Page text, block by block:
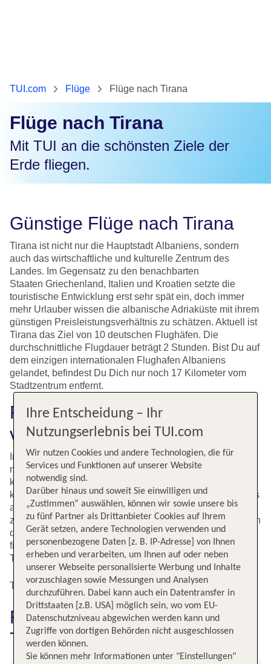
TUI.com Flüge Flüge nach Tirana
Flüge nach Tirana
Mit TUI an die schönsten Ziele der
Erde fliegen.
Günstige Flüge nach Tirana
Tirana ist nicht nur die Hauptstadt Albaniens, sondern
auch das wirtschaftliche und kulturelle Zentrum des
Landes. Im Gegensatz zu den benachbarten
Staaten Griechenland, Italien und Kroatien setzte die
touristische Entwicklung erst sehr spät ein, doch immer
mehr Urlauber wissen die albanische Adriaküste mit ihrem
günstigen Preisleistungsverhältnis zu schätzen. Aktuell ist
Tirana das Ziel von 10 deutschen Flughäfen. Die
durchschnittliche Flugdauer beträgt 2 Stunden. Bist Du auf
dem einzigen internationalen Flughafen Albaniens
gelandet, befindest Du Dich nur noch 17 Kilometer vom
Stadtzentrum entfernt.
Flüge nach Tirana mit TUI
vergleichen und buchen
In der geschichtsträchtigen Hauptstadt Albaniens, die Du
mit einer kurzen Anflugzeit erreichst, gibt es zahlreiche
kulturelle Einflüsse zu entdecken. Flüge nach Tirana
kommen am einzigen internationalen Flughafen Albaniens
an. Am Tirana International Airport Nënë Tereza starten
zahlreiche Flugverbindungen in europäische Städte und in
die Türkei. Vergleiche die verfügbaren Flugangebote und
finde zu Deinen Reisedaten den passenden Flug nach
Tirana.
Top Flugangebote nach Tirana
Flug nach Tirana einfach bei
TUI buchen
Ihre Entscheidung – Ihr
Nutzungserlebnis bei TUI.com
Wir nutzen Cookies und andere Technologien, die für
Services und Funktionen auf unserer Website
notwendig sind.
Darüber hinaus und soweit Sie einwilligen und
„Zustimmen“ auswählen, können wir sowie unsere bis
zu fünf Partner als Drittanbieter Cookies auf Ihrem
Gerät setzen, andere Technologien verwenden und
personenbezogene Daten [z. B. IP-Adresse] von Ihnen
erheben und verarbeiten, um Ihnen auf oder neben
unserer Webseite personalisierte Werbung und Inhalte
vorzuschlagen sowie Messungen und Analysen
durchzuführen. Dabei kann auch ein Datentransfer in
Drittstaaten [z.B. USA] möglich sein, wo vom EU-
Datenschutzniveau abgewichen werden kann und
Zugriffe von dortigen Behörden nicht ausgeschlossen
werden können.
Sie können mehr Informationen unter "Einstellungen"